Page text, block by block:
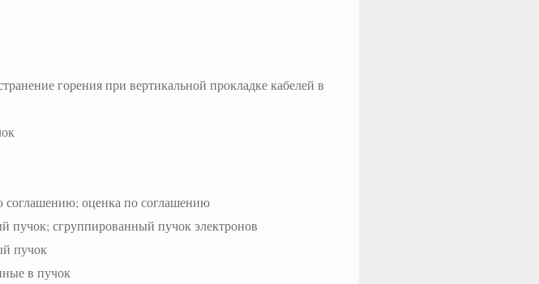
горения при вертикальной прокладке кабелей в
соглашению; оценка по соглашению
пучок; сгруппированный пучок электронов
пучок
в пучок